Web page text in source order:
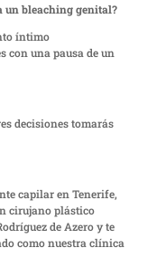
un bleaching genital?
íntimo
con una pausa de un
decisiones tomarás
capilar en Tenerife,
cirujano plástico
de Azero y te
como nuestra clínica